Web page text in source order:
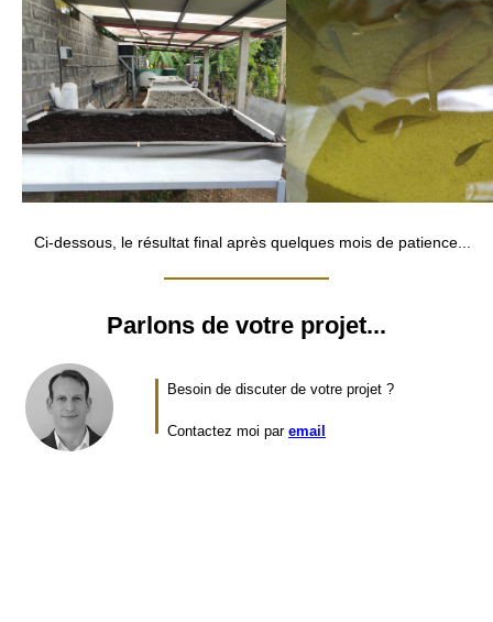
Ci-dessous, le résultat final après quelques mois de patience...